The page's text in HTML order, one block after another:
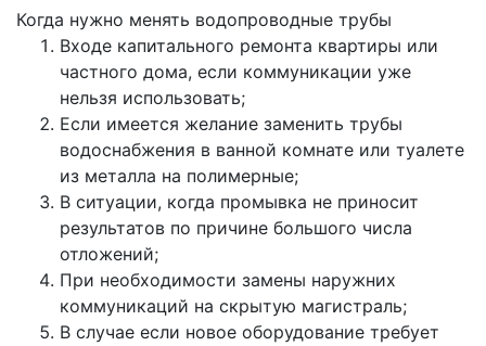
Когда нужно менять водопроводные трубы
Входе капитального ремонта квартиры или
частного дома, если коммуникации уже
нельзя использовать;
Если имеется желание заменить трубы
водоснабжения в ванной комнате или туалете
из металла на полимерные;
В ситуации, когда промывка не приносит
результатов по причине большого числа
отложений;
При необходимости замены наружних
коммуникаций на скрытую магистраль;
В случае если новое оборудование требует